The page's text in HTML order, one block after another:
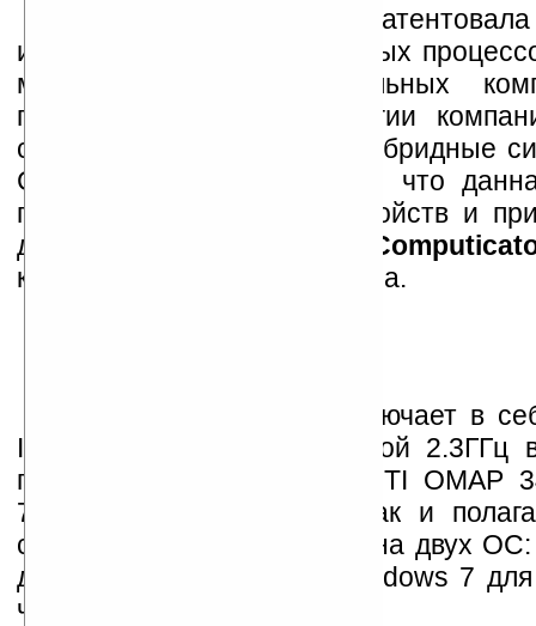
CUPP Computing
интеграции энерго-экономных
мост чипсетов персональных
помощью данной технологии
создавать всевозможные гибридные
Computing также надеется, что
породит новый класс устройств и
для них название —
компьютера и коммуникатора.
Необычный ноутбук включает в
Intel Core 2 Duo с частотой 2.3ГГц
памяти и ARM процессор TI OMAP
720МГц с 512MБ RAM. Как и
случаях, ноутбук работает на двух
для ARM процессора и Windows 7 для
чипа.